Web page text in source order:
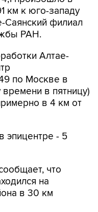
км к юго-западу
Саянский филиал
РАН.
Алтае-
по Москве в
в пятницу)
в 4 км от
эпицентре - 5
что
на
в 30 км